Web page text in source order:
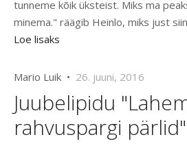
tunneme kõik üksteist. Miks ma
minema." räägib Heinlo, miks just
Loe lisaks
Mario Luik • 26. juuni, 2016
Juubelipidu
rahvuspargi pärlid"